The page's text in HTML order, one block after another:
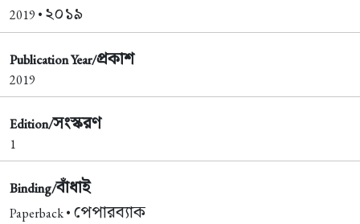
2019 • ২০১৯
Publication Year/প্রকাশ
2019
Edition/সংস্করণ
1
Binding/বাঁধাই
Paperback • পেপারব্যাক